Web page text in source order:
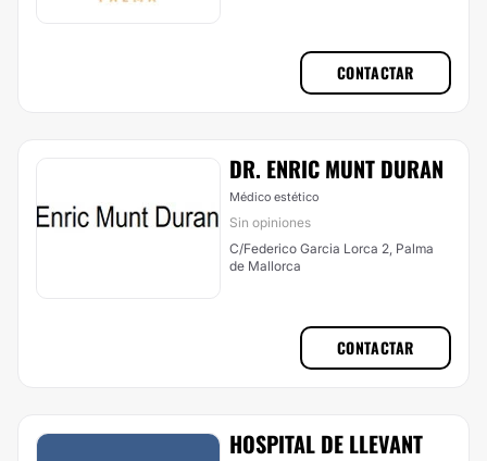
CONTACTAR
DR. ENRIC MUNT DURAN
Médico estético
Sin opiniones
C/Federico Garcia Lorca 2, Palma
de Mallorca
CONTACTAR
HOSPITAL DE LLEVANT